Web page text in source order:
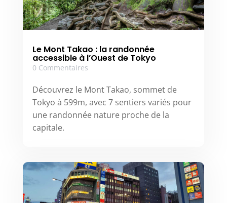
Le Mont Takao : la randonnée
accessible à l’Ouest de Tokyo
0 Commentaires
Découvrez le Mont Takao, sommet de
Tokyo à 599m, avec 7 sentiers variés pour
une randonnée nature proche de la
capitale.